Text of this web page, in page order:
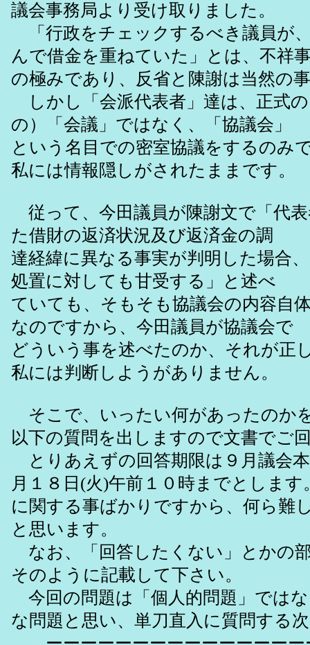
議会事務局より受け取りました。
「行政をチェックするべき議員が
んで借金を重ねていた」とは、不祥
の極みであり、反省と陳謝は当然の
しかし「会派代表者」達は、正式
の）「会議」ではなく、「協議会」
という名目での密室協議をするのみ
私には情報隠しがされたままです。
従って、今田議員が陳謝文で「代
た借財の返済状況及び返済金の調
達経緯に異なる事実が判明した場合
処置に対しても甘受する」と述べ
ていても、そもそも協議会の内容自
なのですから、今田議員が協議会で
どういう事を述べたのか、それが正
私には判断しようがありません。
そこで、いったい何があったのか
以下の質問を出しますので文書でご
とりあえずの回答期限は９月議会
月１８日(火)午前１０時までとします
に関する事ばかりですから、何ら難
と思います。
なお、「回答したくない」とかの
そのように記載して下さい。
今回の問題は「個人的問題」では
な問題と思い、単刀直入に質問する